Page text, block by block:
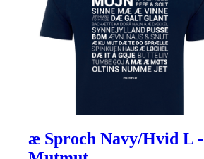
æ Sproch Navy/Hvid L -